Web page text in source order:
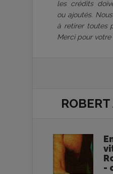
les crédits
ou ajoutés.
à retirer toutes
Merci pour
-